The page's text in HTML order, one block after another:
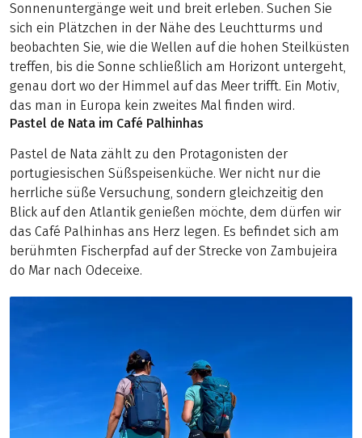
Sonnenuntergänge weit und breit erleben. Suchen Sie
sich ein Plätzchen in der Nähe des Leuchtturms und
beobachten Sie, wie die Wellen auf die hohen Steilküsten
treffen, bis die Sonne schließlich am Horizont untergeht,
genau dort wo der Himmel auf das Meer trifft. Ein Motiv,
das man in Europa kein zweites Mal finden wird.
Pastel de Nata im Café Palhinhas
Pastel de Nata zählt zu den Protagonisten der
portugiesischen Süßspeisenküche. Wer nicht nur die
herrliche süße Versuchung, sondern gleichzeitig den
Blick auf den Atlantik genießen möchte, dem dürfen wir
das Café Palhinhas ans Herz legen. Es befindet sich am
berühmten Fischerpfad auf der Strecke von Zambujeira
do Mar nach Odeceixe.